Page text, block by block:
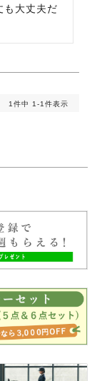
も大丈夫だ
1件中 1-1件表示